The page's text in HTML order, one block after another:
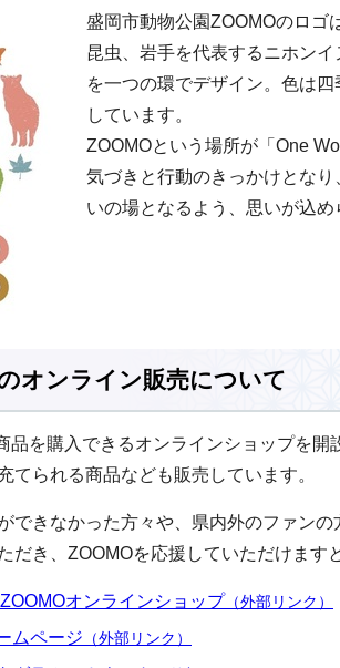
盛岡市動物公園ZOOMOのロゴ
昆虫、岩手を代表するニホン
を一つの環でデザイン。色は
しています。
ZOOMOという場所が「One
気づきと行動のきっかけとな
いの場となるよう、思いが込め
オンライン販売について
品を購入できるオンラインショップを開
てられる商品なども販売しています。
できなかった方々や、県内外のファン
だき、ZOOMOを応援していただけます
オンラインショップ （外部リンク）
ムページ （外部リンク）